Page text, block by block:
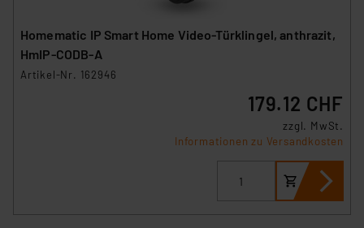
Homematic IP Smart Home Video-Türklingel, anthrazit,
HmIP-CODB-A
Artikel-Nr. 162946
179.12 CHF
zzgl. MwSt.
Informationen zu Versandkosten